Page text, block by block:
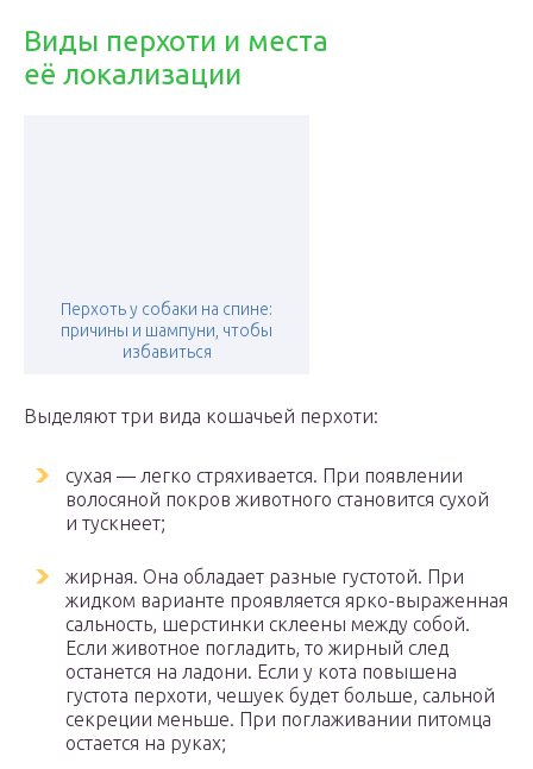
Виды перхоти и места
её локализации
Перхоть у собаки на спине:
причины и шампуни, чтобы
избавиться
Выделяют три вида кошачьей перхоти:
сухая — легко стряхивается. При появлении
волосяной покров животного становится сухой
и тускнеет;
жирная. Она обладает разные густотой. При
жидком варианте проявляется ярко-выраженная
сальность, шерстинки склеены между собой.
Если животное погладить, то жирный след
останется на ладони. Если у кота повышена
густота перхоти, чешуек будет больше, сальной
секреции меньше. При поглаживании питомца
остается на руках;